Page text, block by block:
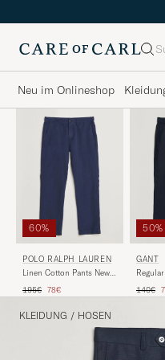
Neu im Onlineshop
60%
POLO RALPH LAUREN
Linen Cotton Pants New
Regulärer Preis
195€ Reduzierter Preis
78€
50%
GANT
Blue
140€
KLEIDUNG / HOSEN